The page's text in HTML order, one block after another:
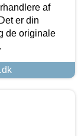
af
er din
de originale